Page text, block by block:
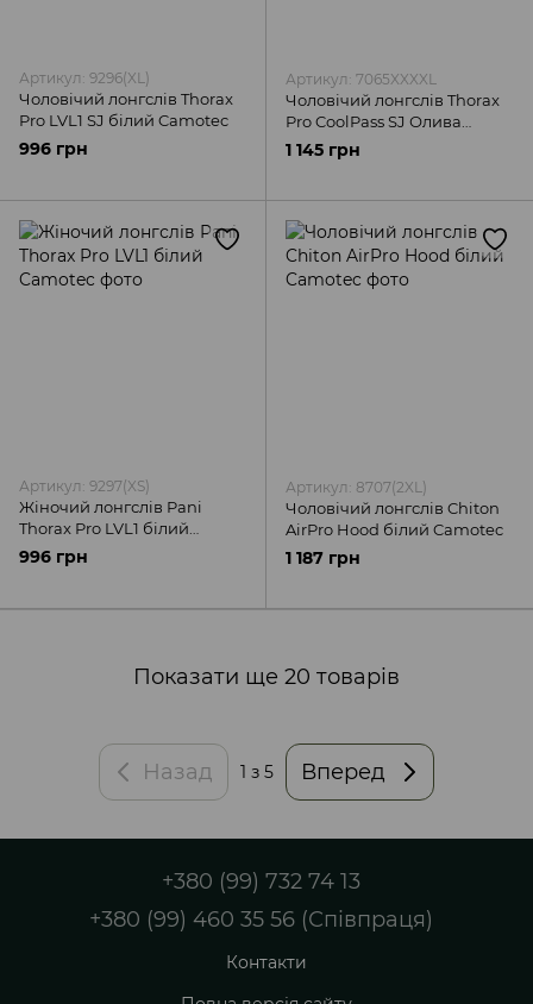
Артикул: 9296(XL)
Чоловічий лонгслів Thorax
Pro LVL1 SJ білий Camotec
996 грн
Артикул: 7065XXXXL
Чоловічий лонгслів Thorax
Pro CoolPass SJ Олива
Camotec
1 145 грн
Артикул: 9297(XS)
Жіночий лонгслів Pani
Thorax Pro LVL1 білий
Camotec
996 грн
Артикул: 8707(2XL)
Чоловічий лонгслів Chiton
AirPro Hood білий Camotec
1 187 грн
Показати ще 20 товарів
Назад 1 з 5 Вперед
+380 (99) 732 74 13
+380 (99) 460 35 56 (Співпраця)
Контакти